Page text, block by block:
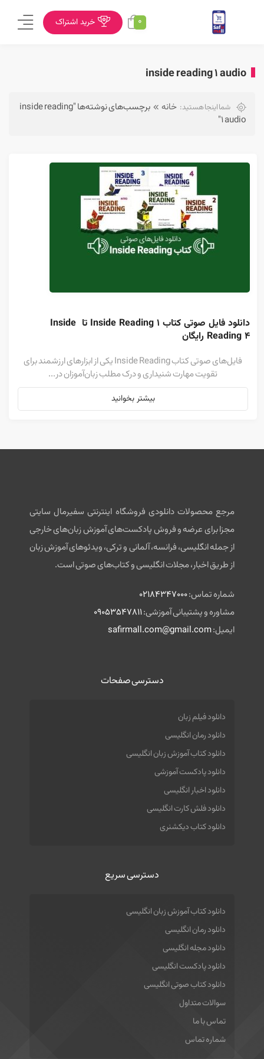
0 خرید اشتراک
inside reading 1 audio
شما اینجا هستید: خانه
برچسب‌های نوشته‌ها "inside reading
1 audio"
دانلود فایل صوتی کتاب ۱ Inside Reading تا Inside
Reading 4 رایگان
فایل‌های صوتی کتاب Inside Reading یکی از ابزارهای ارزشمند برای
تقویت مهارت شنیداری و درک مطلب زبان‌آموزان در...
بیشتر بخوانید
مرجع محصولات دانلودی فروشگاه اینترنتی سفیرمال سایتی
مجزا برای عرضه و فروش پادکست‌های آموزش زبان‌های خارجی
از جمله انگلیسی، فرانسه، آلمانی و ترکی، ویدئوهای آموزش زبان
از طریق اخبار، مجلات انگلیسی و کتاب‌های صوتی است.
شماره تماس:02184347000
مشاوره و پشتیبانی آموزشی:09053547811
ایمیل:safirmall.com@gmail.com
دسترسی صفحات
دانلود فیلم زبان
دانلود رمان انگلیسی
دانلود کتاب آموزش زبان انگلیسی
دانلود پادکست آموزشی
دانلود اخبار انگلیسی
دانلود فلش کارت انگلیسی
دانلود کتاب دیکشنری
دسترسی سریع
دانلود کتاب آموزش زبان انگلیسی
دانلود رمان انگلیسی
دانلود مجله انگلیسی
دانلود پادکست انگلیسی
دانلود کتاب صوتی انگلیسی
سوالات متداول
تماس با ما
شماره تماس